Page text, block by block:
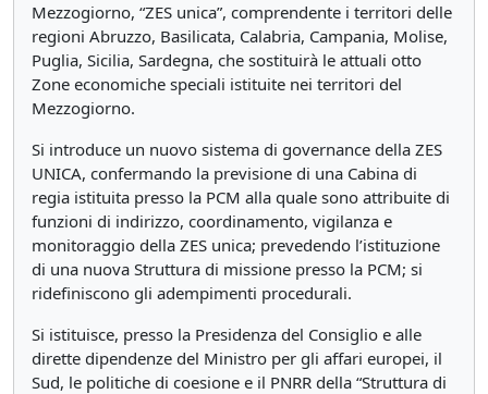
Mezzogiorno, “ZES unica”, comprendente i territori delle
regioni Abruzzo, Basilicata, Calabria, Campania, Molise,
Puglia, Sicilia, Sardegna, che sostituirà le attuali otto
Zone economiche speciali istituite nei territori del
Mezzogiorno.
Si introduce un nuovo sistema di governance della ZES
UNICA, confermando la previsione di una Cabina di
regia istituita presso la PCM alla quale sono attribuite di
funzioni di indirizzo, coordinamento, vigilanza e
monitoraggio della ZES unica; prevedendo l’istituzione
di una nuova Struttura di missione presso la PCM; si
ridefiniscono gli adempimenti procedurali.
Si istituisce, presso la Presidenza del Consiglio e alle
dirette dipendenze del Ministro per gli affari europei, il
Sud, le politiche di coesione e il PNRR della “Struttura di